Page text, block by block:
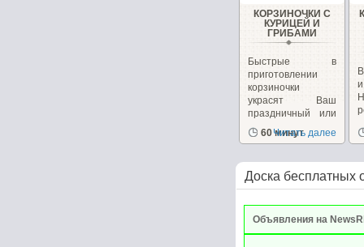
КОРЗИНОЧКИ С
КУРИЦЕЙ И
ГРИБАМИ
Быстрые в
приготовлении
корзиночки
украсят Ваш
праздничный или
повседневный...
60 минут
Читать далее
Доска бесплатных
Объявления на